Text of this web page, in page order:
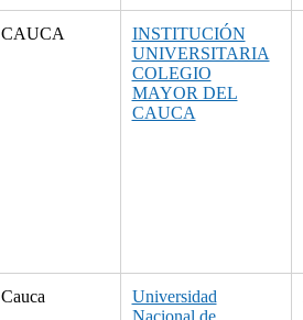
CAUCA
INSTITUCIÓN
UNIVERSITARIA
COLEGIO
MAYOR DEL
CAUCA
Cauca
Universidad